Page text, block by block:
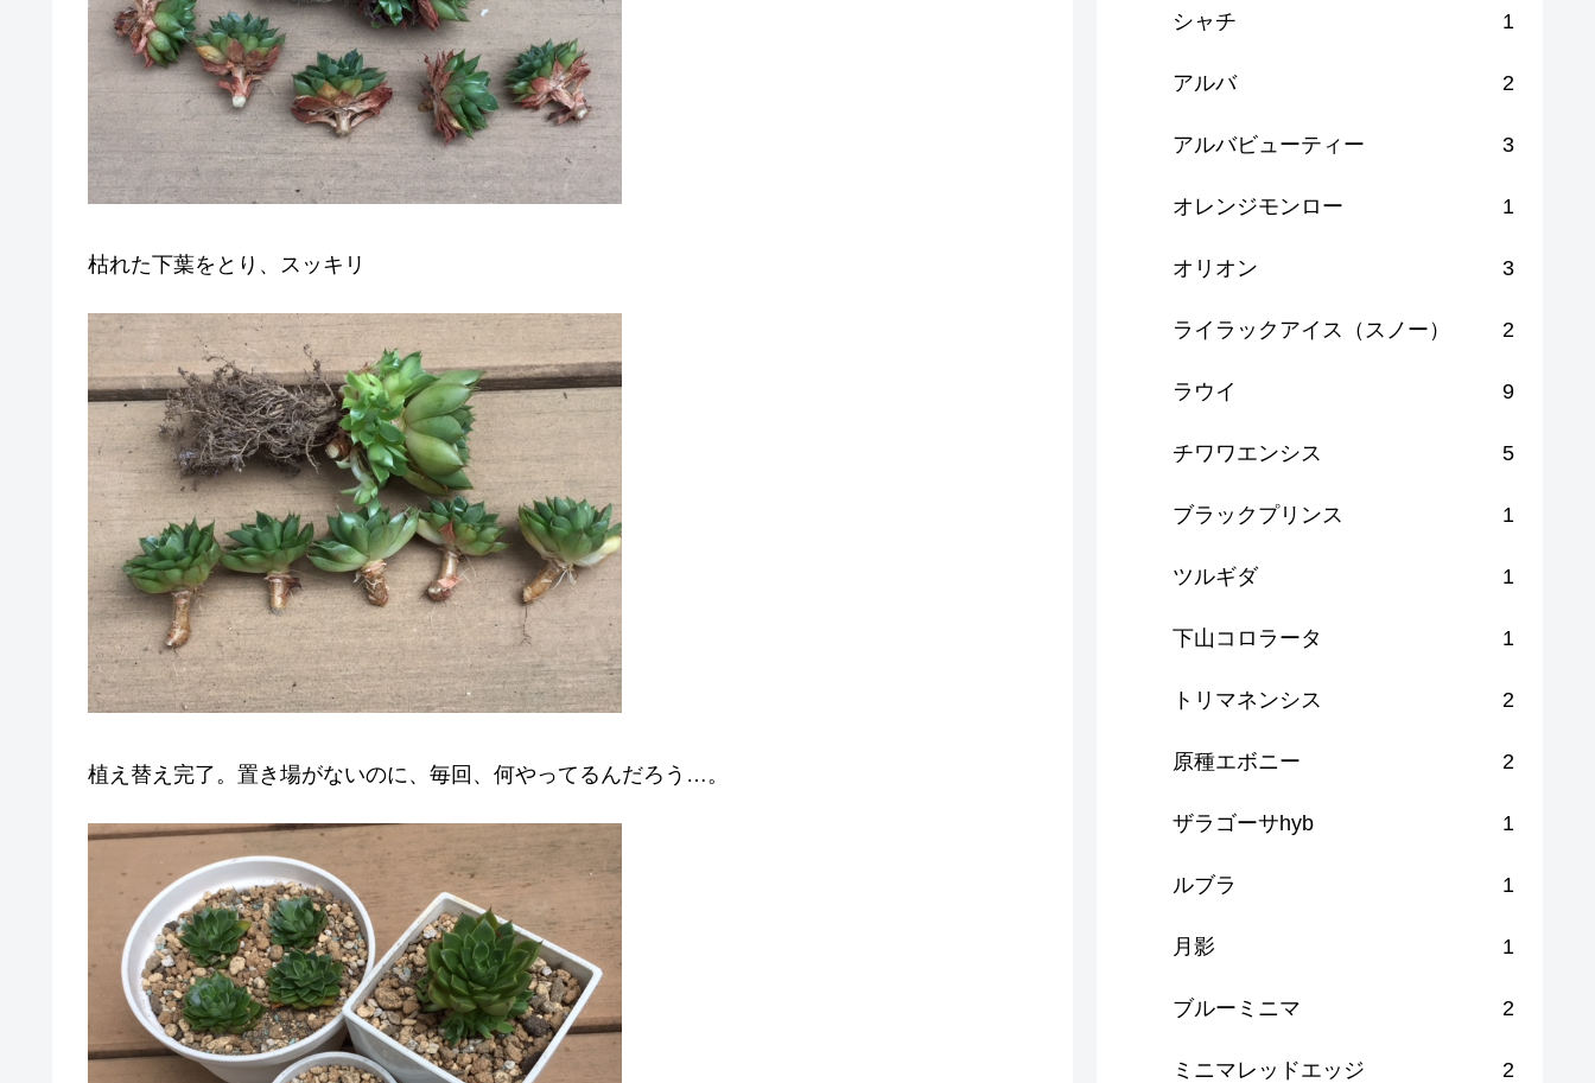
枯れた下葉をとり、スッキリ
植え替え完了。置き場がないのに、毎回、何やってるんだろう…。
シャチ 1
アルバ 2
アルバビューティー 3
オレンジモンロー 1
オリオン 3
ライラックアイス（スノー） 2
ラウイ 9
チワワエンシス 5
ブラックプリンス 1
ツルギダ 1
下山コロラータ 1
トリマネンシス 2
原種エボニー 2
ザラゴーサhyb 1
ルブラ 1
月影 1
ブルーミニマ 2
ミニマレッドエッジ 2